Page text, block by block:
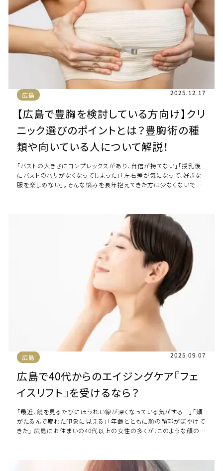
広島 2025.12.17
【広島で豊胸を検討している方向け】クリ
ニック選びのポイントとは？豊胸術の種
類や向いている人について解説！
「バストの大きさにコンプレックスがあり、自信が持てない」「授乳後
にバストのハリがなくなってしまった」「左右差が気になって、好きな
服を楽しめない」。そんな悩みを長年抱えてきた方は少なくないでしょ
広島 2025.09.07
広島で40代からのエイジングケア『フェ
イスリフト』を受けるなら？
「最近、鏡を見るたびにほうれい線が深くなっている気がする…」「頬
がたるんで疲れた印象に見える」「年齢とともに顔の輪郭がぼやけて
きた」 広島にお住まいの40代以上の女性の多くが、このような顔のた